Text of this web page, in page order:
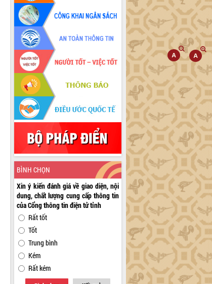
BÌNH CHỌN
Xin ý kiến đánh giá về giao diện, nội
dung, chất lượng cung cấp thông tin
của Cổng thông tin điện tử tỉnh
Rất tốt
Tốt
Trung bình
Kém
Rất kém